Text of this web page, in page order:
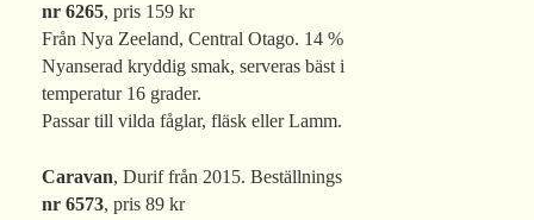
nr 6265, pris 159 kr
Från Nya Zeeland, Central Otago. 14 %
Nyanserad kryddig smak, serveras bäst i
temperatur 16 grader.
Passar till vilda fåglar, fläsk eller Lamm.
Caravan, Durif från 2015. Beställnings
nr 6573, pris 89 kr